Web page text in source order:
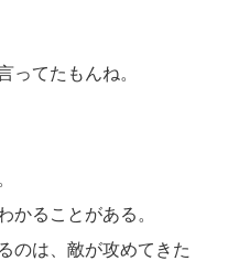
ってたもんね。
かることがある。
のは、敵が攻めてきた